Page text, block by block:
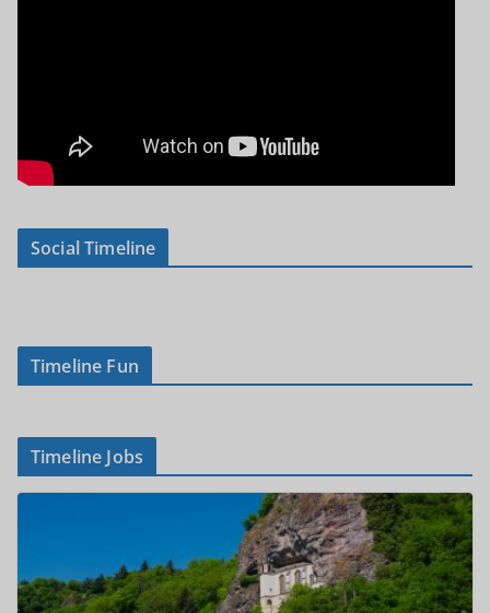
Social Timeline
Timeline Fun
Timeline Jobs